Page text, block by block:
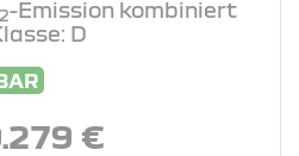
2-Emission kombiniert
D
€